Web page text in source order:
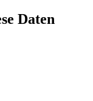
Daten